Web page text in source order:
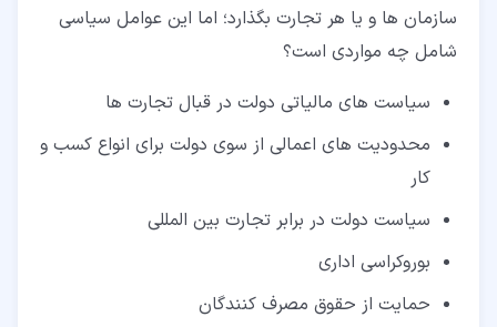
سازمان ها و یا هر تجارت بگذارد؛ اما این عوامل سیاسی
شامل چه مواردی است؟
سیاست های مالیاتی دولت در قبال تجارت ها
محدودیت های اعمالی از سوی دولت برای انواع کسب و
کار
سیاست دولت در برابر تجارت بین المللی
بوروکراسی اداری
حمایت از حقوق مصرف کنندگان